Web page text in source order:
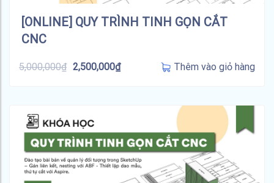
[ONLINE] QUY TRÌNH TINH GỌN CẮT
CNC
5,000,000₫ 2,500,000₫ Thêm vào giỏ hàng